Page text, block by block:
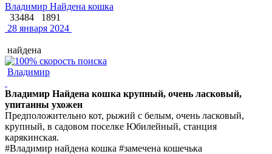
Владимир Найдена кошка
33484
1891
28 января 2024
найдена
Владимир
Владимир Найдена кошка крупный, очень ласковый,
упитанны ухожен
Предположительно кот, рыжий с белым, очень ласковый,
крупный, в садовом поселке Юбилейный, станция
карякинская.
#Владимир найдена кошка #замечена кошечька